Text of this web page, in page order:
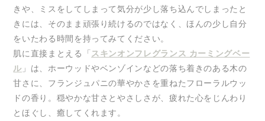
きや、ミスをしてしまって気分が少し落ち込んでしまったと
きには、そのまま頑張り続けるのではなく、ほんの少し自分
をいたわる時間を持ってみてください。
肌に直接まとえる「 スキンオンフレグランス カーミングベー
ル 」は、ホーウッドやベンゾインなどの落ち着きのある木の
甘さに、フランジュパニの華やかさを重ねたフローラルウッ
ドの香り。穏やかな甘さとやさしさが、疲れた心をじんわり
とほぐし、癒してくれます。